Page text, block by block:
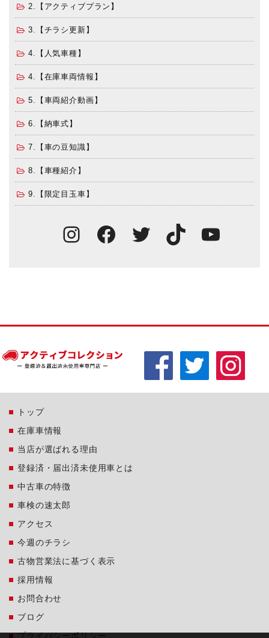
2.【アクティブプラン】
3.【チラシ更新】
4.【人気車種】
4.【在庫車両情報】
5.【車両紹介動画】
6.【納車式】
7.【車の豆知識】
8.【車種紹介】
9.【限定目玉車】
Instagram
Facebook
TwitterTikTok
トップ
在庫車情報
当店が選ばれる理由
登録済・届出済未使用車とは
中古車の特徴
車検の速太郎
アクセス
今週のチラシ
古物営業法に基づく表示
採用情報
お問合わせ
ブログ
プライバシーポリシー